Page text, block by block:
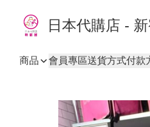
日本代購店 -
商品 會員專區送貨方式付款